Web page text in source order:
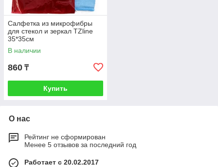
Салфетка из микрофибры
для стекол и зеркал TZline
35*35см
В наличии
860 ₸
Купить
О нас
Рейтинг не сформирован
Менее 5 отзывов за последний год
Работает с 20.02.2017